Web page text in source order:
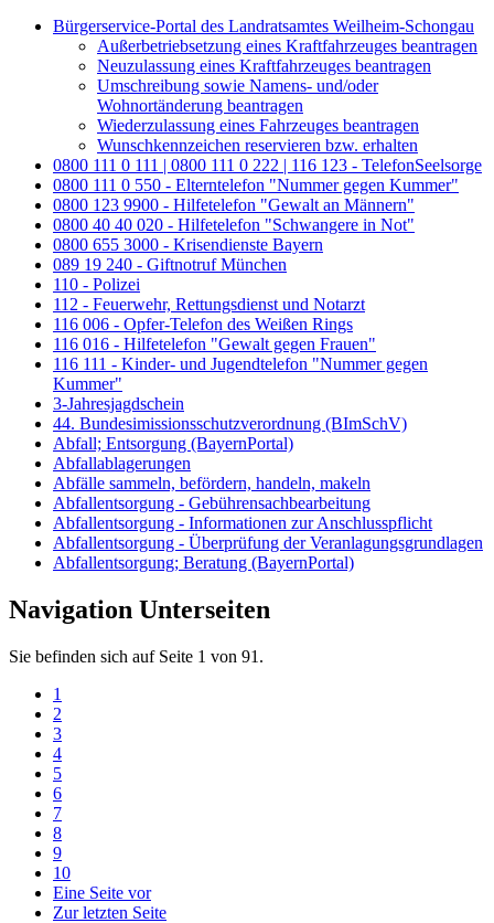
Bürgerservice-Portal des Landratsamtes Weilheim-Schongau
Außerbetriebsetzung eines Kraftfahrzeuges beantragen
Neuzulassung eines Kraftfahrzeuges beantragen
Umschreibung sowie Namens- und/oder
Wohnortänderung beantragen
Wiederzulassung eines Fahrzeuges beantragen
Wunschkennzeichen reservieren bzw. erhalten
0800 111 0 111 | 0800 111 0 222 | 116 123 - TelefonSeelsorge
0800 111 0 550 - Elterntelefon "Nummer gegen Kummer"
0800 123 9900 - Hilfetelefon "Gewalt an Männern"
0800 40 40 020 - Hilfetelefon "Schwangere in Not"
0800 655 3000 - Krisendienste Bayern
089 19 240 - Giftnotruf München
110 - Polizei
112 - Feuerwehr, Rettungsdienst und Notarzt
116 006 - Opfer-Telefon des Weißen Rings
116 016 - Hilfetelefon "Gewalt gegen Frauen"
116 111 - Kinder- und Jugendtelefon "Nummer gegen
Kummer"
3-Jahresjagdschein
44. Bundesimissionsschutzverordnung (BImSchV)
Abfall; Entsorgung (BayernPortal)
Abfallablagerungen
Abfälle sammeln, befördern, handeln, makeln
Abfallentsorgung - Gebührensachbearbeitung
Abfallentsorgung - Informationen zur Anschlusspflicht
Abfallentsorgung - Überprüfung der Veranlagungsgrundlagen
Abfallentsorgung; Beratung (BayernPortal)
Navigation Unterseiten
Sie befinden sich auf Seite 1 von 91.
1
2
3
4
5
6
7
8
9
10
Eine Seite vor
Zur letzten Seite